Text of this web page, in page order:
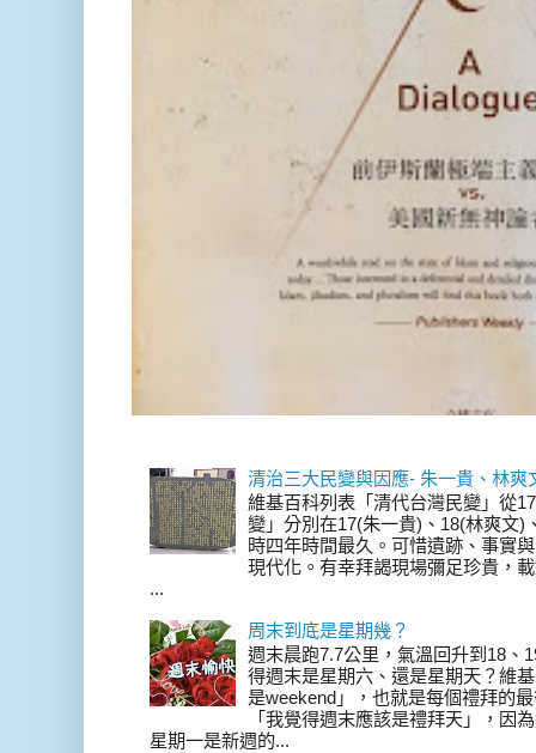
清治三大民變與因應- 朱一貴、林爽
維基百科列表「清代台灣民變」從
變」分別在17(朱一貴)、18(林爽文)
時四年時間最久。可惜遺跡、事實
現代化。有幸拜謁現場彌足珍貴，
...
周末到底是星期幾？
週末晨跑7.7公里，氣溫回升到18、
得週末是星期六、還是星期天？維
是weekend」，也就是每個禮拜的
「我覺得週末應該是禮拜天」，因
星期一是新週的...